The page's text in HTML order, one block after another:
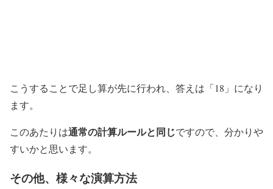
こうすることで足し算が先に行われ、答えは「18」になり
ます。
このあたりは通常の計算ルールと同じですので、分かりや
すいかと思います。
その他、様々な演算方法